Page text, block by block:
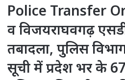
Police Transfer
व विजयराघवगढ़
तबादला, पुलिस
सूची में प्रदेश भर के